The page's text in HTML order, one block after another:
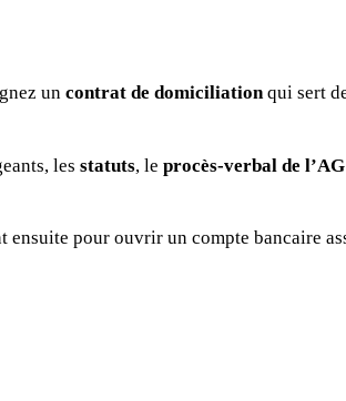
un contrat de domiciliationqui sert
les statuts, le procès-verbal de
ensuite pour ouvrir un compte bancaire